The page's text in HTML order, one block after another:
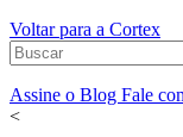
Voltar para a Cortex
Assine o Blog Fale
<